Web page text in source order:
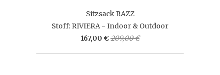
Sitzsack RAZZ
Stoff: RIVIERA - Indoor & Outdoor
167,00 € 209,00 €